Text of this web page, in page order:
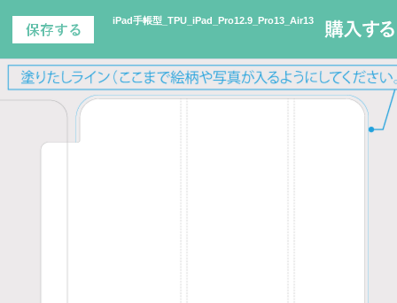
iPad手帳型_TPU_iPad_Pro12.9_Pro13_Air13